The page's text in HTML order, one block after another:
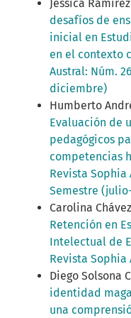
Jéssica
desafíos de
inicial en
en el contexto
Austral: Núm.
diciembre)
Humberto
Evaluación de
pedagógicos
competencias
Revista Sophia
Semestre
Carolina
Retención en
Intelectual de
Revista Sophia
Diego Solsona
identidad
una